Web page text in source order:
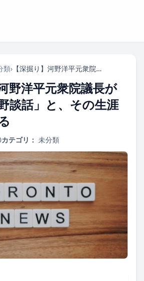
類› 【深掘り】河野洋平元衆院議長が遺した「河野談話」と、その生涯に光を当てる
野洋平元衆院議長が
談話」と、その生涯
カテゴリ： 未分類